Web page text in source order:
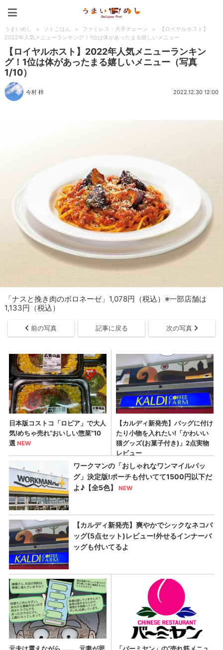
うまいめし > ソトごはん > ファミレス・大手チェーン >
【ロイヤルホスト】
2022年人気メニューランキング！1位は体があったまる嬉しいメニュー
【ロイヤルホスト】2022年人気メニューランキン
グ！1位は体があったまる嬉しいメニュー（写真
1/10）
今村 梓 2022.12.30 12:00
「ナスと挽き肉のボロネーゼ」1,078円（税込）※一部店舗は
1,133円（税込）
前の写真 記事に戻る 次の写真